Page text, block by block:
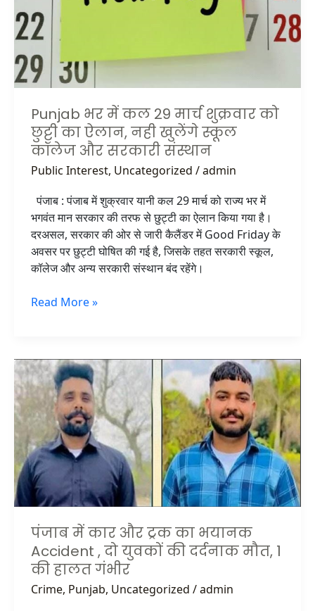
Punjab भर में कल 29 मार्च शुक्रवार को
छुट्टी का ऐलान, नही खुलेंगे स्कूल
कॉलेज और सरकारी संस्थान
Public Interest, Uncategorized /admin
पंजाब : पंजाब में शुक्रवार यानी कल 29 मार्च को राज्य भर में
भगवंत मान सरकार की तरफ से छुट्टी का ऐलान किया गया है।
दरअसल, सरकार की ओर से जारी कैलैंडर में Good Friday के
अवसर पर छुट्टी घोषित की गई है, जिसके तहत सरकारी स्कूल,
कॉलेज और अन्य सरकारी संस्थान बंद रहेंगे।
को
छुट्टी
ऐलान,
नही
स्कूल
कॉलेज
और
सरकारी
Read More »
पंजाब में कार और ट्रक का भयानक
Accident , दो युवकों की दर्दनाक मौत, 1
की हालत गंभीर
Crime, Punjab, Uncategorized /admin
पंजाब
में
कार
और
ट्रक
का
भयानक
Accident
युवकों
की
दर्दनाक
मौत,